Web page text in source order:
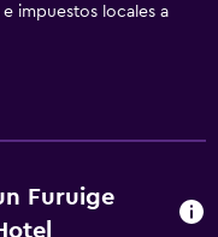
impuestos locales a
Furuige